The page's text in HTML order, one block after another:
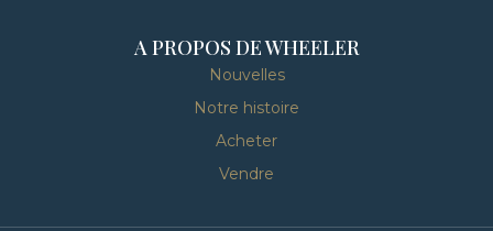
A PROPOS DE WHEELER
Nouvelles
Notre histoire
Acheter
Vendre